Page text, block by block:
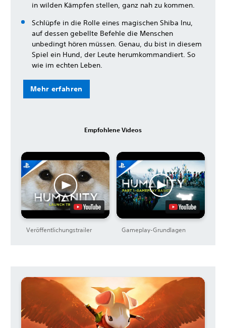
in wilden Kämpfen stellen, ganz nah zu kommen.
Schlüpfe in die Rolle eines magischen Shiba Inu,
auf dessen gebellte Befehle die Menschen
unbedingt hören müssen. Genau, du bist in diesem
Spiel ein Hund, der Leute herumkommandiert. So
wie im echten Leben.
Mehr erfahren
Empfohlene Videos
Veröffentlichungstrailer Gameplay-Grundlagen